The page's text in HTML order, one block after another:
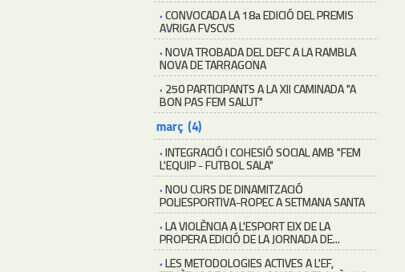
·CONVOCADA LA 18a EDICIÓ DEL PREMIS
AVRIGA FVSCVS
·NOVA TROBADA DEL DEFC A LA RAMBLA
NOVA DE TARRAGONA
· 250 PARTICIPANTS A LA XII CAMINADA "A
BON PAS FEM SALUT"
març (4)
·INTEGRACIÓ I COHESIÓ SOCIAL AMB "FEM
L'EQUIP - FUTBOL SALA"
·NOU CURS DE DINAMITZACIÓ
POLIESPORTIVA-ROPEC A SETMANA SANTA
·LA VIOLÈNCIA A L'ESPORT EIX DE LA
PROPERA EDICIÓ DE LA JORNADA DE...
·LES METODOLOGIES ACTIVES A L'EF,